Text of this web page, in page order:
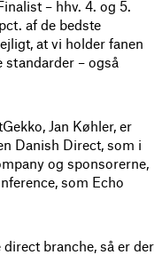
– hhv. 4. og 5.
af de bedste
at vi holder fanen
standarder – også
Jan Køhler, er
Danish Direct, som i
og sponsorerne,
som Echo
branche, så er der